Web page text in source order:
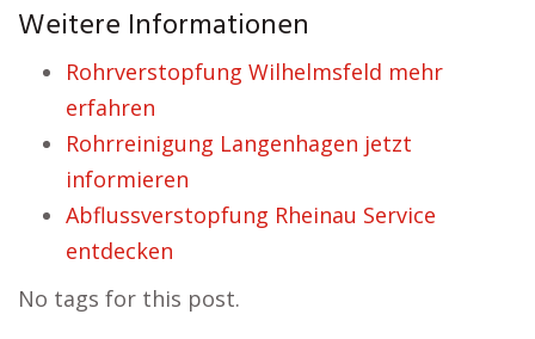
Weitere Informationen
Rohrverstopfung Wilhelmsfeld mehr
erfahren
Rohrreinigung Langenhagen jetzt
informieren
Abflussverstopfung Rheinau Service
entdecken
No tags for this post.